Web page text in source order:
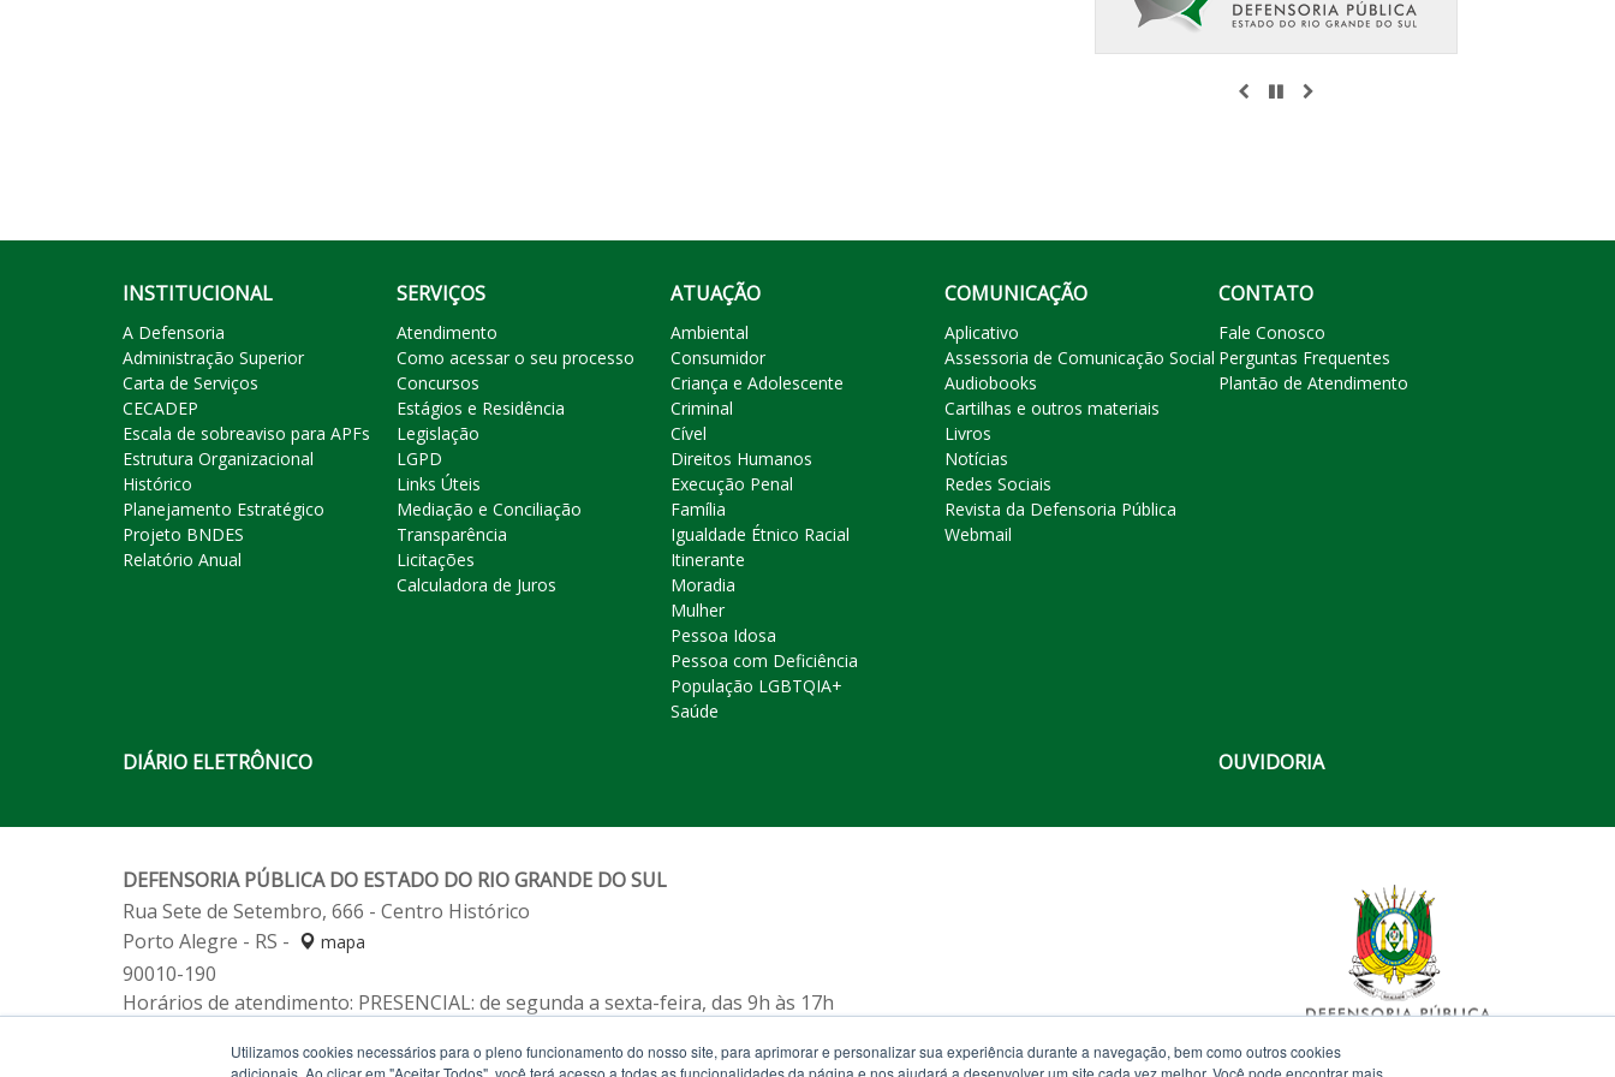
ANTERIOR
PAUSAR
INSTITUCIONAL
A Defensoria
Administração Superior
Carta de Serviços
CECADEP
Escala de sobreaviso para APFs
Estrutura Organizacional
Histórico
Planejamento Estratégico
Projeto BNDES
Relatório Anual
SERVIÇOS
Atendimento
Como acessar o seu processo
Concursos
Estágios e Residência
Legislação
LGPD
Links Úteis
Mediação e Conciliação
Transparência
Licitações
Calculadora de Juros
ATUAÇÃO
Ambiental
Consumidor
Criança e Adolescente
Criminal
Cível
Direitos Humanos
Execução Penal
Família
Igualdade Étnico Racial
Itinerante
Moradia
Mulher
Pessoa Idosa
Pessoa com Deficiência
População LGBTQIA+
Saúde
COMUNICAÇÃO
Aplicativo
Assessoria de Comunicação Social
Audiobooks
Cartilhas e outros materiais
Livros
Notícias
Redes Sociais
Revista da Defensoria Pública
Webmail
CONTATO
Fale Conosco
Perguntas Frequentes
Plantão de Atendimento
DIÁRIO ELETRÔNICO OUVIDORIA
DEFENSORIA PÚBLICA DO ESTADO DO RIO GRANDE DO SUL
Rua Sete de Setembro, 666 - Centro Histórico
Porto Alegre - RS -
mapa
90010-190
Horários de atendimento: PRESENCIAL: de segunda a sexta-feira, das 9h às 17h
Alô Defensoria 129 (de segunda a sexta-feira, das 12h às 19h)
Utilizamos cookies necessários para o pleno funcionamento do nosso site, para aprimorar e personalizar sua experiência durante a navegação, bem como outros cookies
adicionais. Ao clicar em "Aceitar Todos", você terá acesso a todas as funcionalidades da página e nos ajudará a desenvolver um site cada vez melhor. Você pode encontrar mais